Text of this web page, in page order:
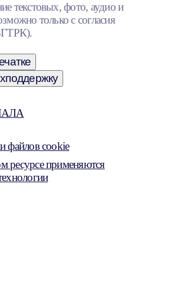
текстовых, фото, аудио и
только с согласия
файлов cookie
ресурсе применяются